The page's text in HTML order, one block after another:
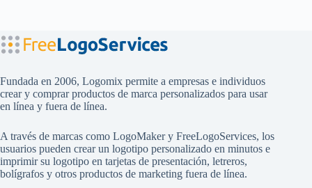
Fundada en 2006, Logomix permite a empresas e individuos
crear y comprar productos de marca personalizados para usar
en línea y fuera de línea.
A través de marcas como LogoMakery FreeLogoServices, los
usuarios pueden crear un logotipo personalizado en minutos e
imprimir su logotipo en tarjetas de presentación, letreros,
bolígrafos y otros productos de marketing fuera de línea.